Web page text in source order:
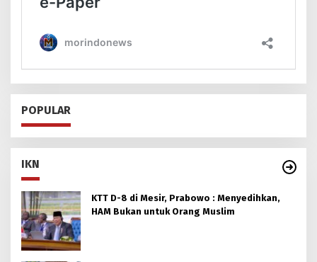
POPULAR
IKN
KTT D-8 di Mesir, Prabowo : Menyedihkan,
HAM Bukan untuk Orang Muslim